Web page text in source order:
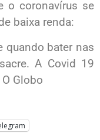
o coronavírus se
baixa renda:
quando bater nas
A Covid 19
Globo